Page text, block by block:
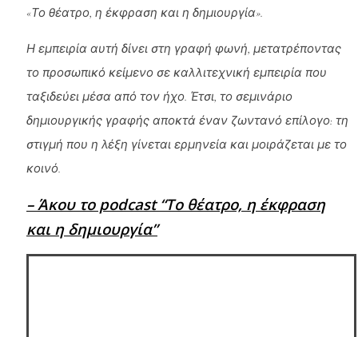
«Το θέατρο, η έκφραση και η δημιουργία».
Η εμπειρία αυτή δίνει στη γραφή φωνή, μετατρέποντας
το προσωπικό κείμενο σε καλλιτεχνική εμπειρία που
ταξιδεύει μέσα από τον ήχο. Έτσι, το σεμινάριο
δημιουργικής γραφής αποκτά έναν ζωντανό επίλογο: τη
στιγμή που η λέξη γίνεται ερμηνεία και μοιράζεται με το
κοινό.
– Άκου το podcast “Το θέατρο, η έκφραση
και η δημιουργία”